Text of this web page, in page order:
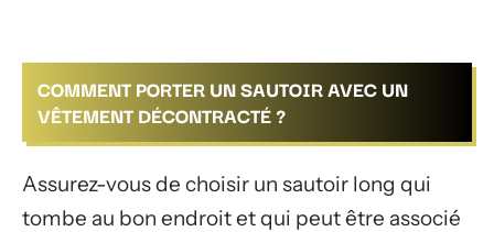
COMMENT PORTER UN SAUTOIR AVEC UN
VÊTEMENT DÉCONTRACTÉ ?
Assurez-vous de choisir un sautoir long qui
tombe au bon endroit et qui peut être associé